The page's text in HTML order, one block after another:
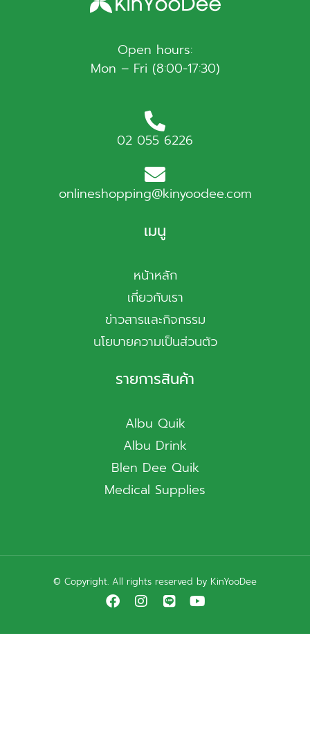
Open hours:
Mon – Fri (8:00-17:30)
02 055 6226
onlineshopping@kinyoodee.com
เมนู
หน้าหลัก
เกี่ยวกับเรา
ข่าวสารและกิจกรรม
นโยบายความเป็นส่วนตัว
รายการสินค้า
Albu Quik
Albu Drink
Blen Dee Quik
Medical Supplies
© Copyright. All rights reserved by KinYooDee